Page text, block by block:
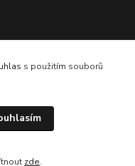
s použitím souborů
zde.